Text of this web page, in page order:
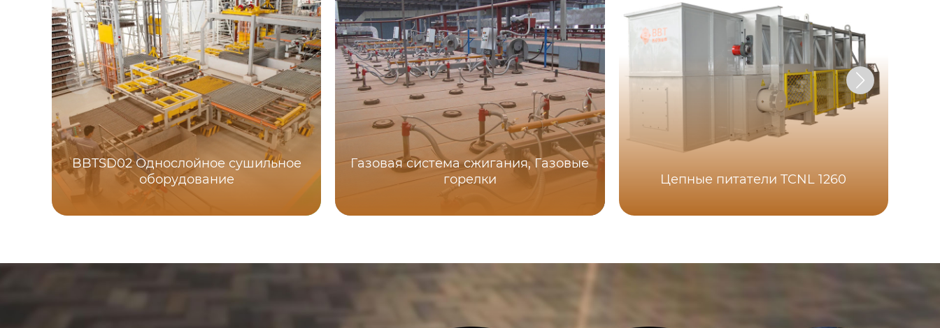
BBTSD02 Однослойное сушильное
оборудование
Газовая система сжигания, Газовые
горелки
Цепные питатели TCNL 1260